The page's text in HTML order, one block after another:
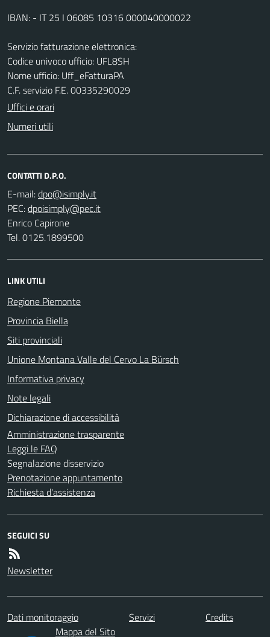
IBAN: - IT 25 I 06085 10316 000040000022
Servizio fatturazione elettronica:
Codice univoco ufficio: UFL8SH
Nome ufficio: Uff_eFatturaPA
C.F. servizio F.E. 00335290029
Uffici e orari
Numeri utili
CONTATTI D.P.O.
E-mail:
PEC:
Enrico Capirone
Tel. 0125.1899500
LINK UTILI
Regione Piemonte
Provincia Biella
Siti provinciali
Unione Montana Valle del Cervo La Bürsch
Informativa privacy
Note legali
Dichiarazione di accessibilità
Amministrazione trasparente
Leggi le FAQ
Segnalazione disservizio
Prenotazione appuntamento
Richiesta d'assistenza
SEGUICI SU
Newsletter
Dati monitoraggio Servizi
Credits
Mappa del Sito